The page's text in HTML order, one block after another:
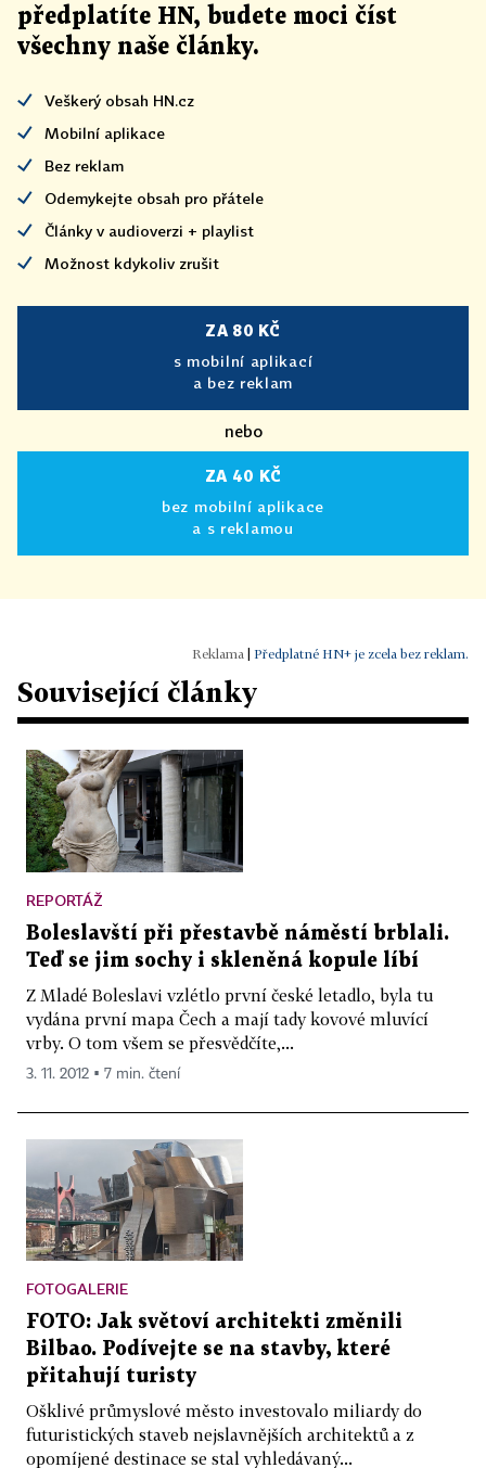
předplatíte HN, budete moci číst
všechny naše články.
Veškerý obsah HN.cz
Mobilní aplikace
Bez reklam
Odemykejte obsah pro přátele
Články v audioverzi + playlist
Možnost kdykoliv zrušit
ZA 80 KČ
s mobilní aplikací
a bez reklam
nebo
ZA 40 KČ
bez mobilní aplikace
a s reklamou
Předplatné HN+ je zcela bez reklam.
Související články
REPORTÁŽ
Boleslavští při přestavbě náměstí brblali.
Teď se jim sochy i skleněná kopule líbí
Z Mladé Boleslavi vzlétlo první české letadlo, byla tu
vydána první mapa Čech a mají tady kovové mluvící
vrby. O tom všem se přesvědčíte,...
3. 11. 2012 ▪ 7 min. čtení
FOTOGALERIE
FOTO: Jak světoví architekti změnili
Bilbao. Podívejte se na stavby, které
přitahují turisty
Ošklivé průmyslové město investovalo miliardy do
futuristických staveb nejslavnějších architektů a z
opomíjené destinace se stal vyhledávaný...